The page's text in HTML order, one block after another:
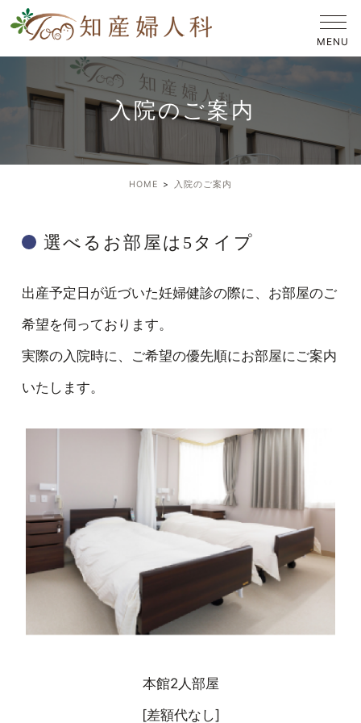
入院のご案内
HOME 入院のご案内
選べるお部屋は5タイプ
出産予定日が近づいた妊婦健診の際に、お部屋のご
希望を伺っております。
実際の入院時に、ご希望の優先順にお部屋にご案内
いたします。
本館2人部屋
[差額代なし]